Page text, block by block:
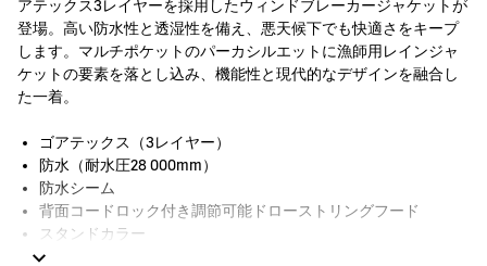
アテックス3レイヤーを採用したウィンドブレーカージャケットが
登場。高い防水性と透湿性を備え、悪天候下でも快適さをキープ
します。マルチポケットのパーカシルエットに漁師用レインジャ
ケットの要素を落とし込み、機能性と現代的なデザインを融合し
た一着。
ゴアテックス（3レイヤー）
防水（耐水圧28 000mm）
防水シーム
背面コードロック付き調節可能ドローストリングフード
スタンドカラー
肩に反射ストリップ×2